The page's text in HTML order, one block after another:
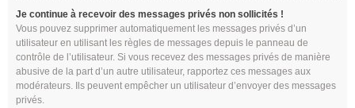
Je continue à recevoir des messages privés non sollicités !
Vous pouvez supprimer automatiquement les messages privés d’un
utilisateur en utilisant les règles de messages depuis le panneau de
contrôle de l’utilisateur. Si vous recevez des messages privés de manière
abusive de la part d’un autre utilisateur, rapportez ces messages aux
modérateurs. Ils peuvent empêcher un utilisateur d’envoyer des messages
privés.